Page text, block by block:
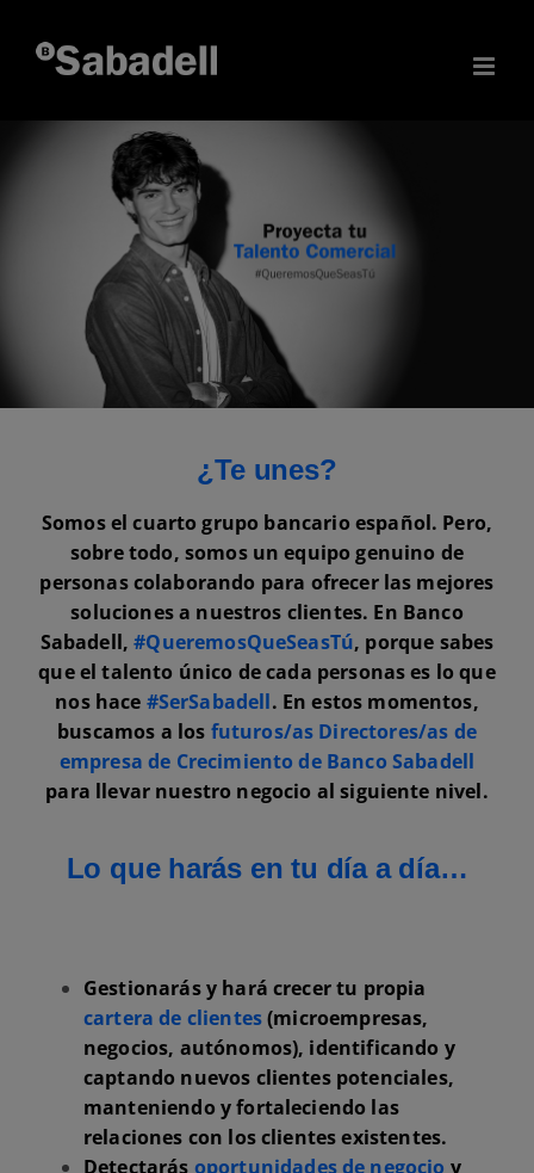
content
¿Te unes?
Somos el cuarto grupo bancario español. Pero,
sobre todo, somos un equipo genuino de
personas colaborando para ofrecer las mejores
soluciones a nuestros clientes. En Banco
Sabadell,#QueremosQueSeasTú, porque sabes
que el talento único de cada personas es lo que
nos hace #SerSabadell. En estos momentos,
buscamos a los futuros/as Directores/as de
empresa de Crecimiento de Banco Sabadell
para llevar nuestro negocio al siguiente nivel.
Lo que harás en tu día a día…
Gestionarás y hará crecer tu propia
cartera de clientes(microempresas,
negocios, autónomos), identificando y
captando nuevos clientes potenciales,
manteniendo y fortaleciendo las
relaciones con los clientes existentes.
Detectarás oportunidades de negocio y